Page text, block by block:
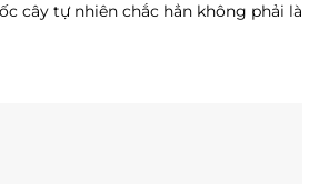
cây tự nhiên chắc hẳn không phải là